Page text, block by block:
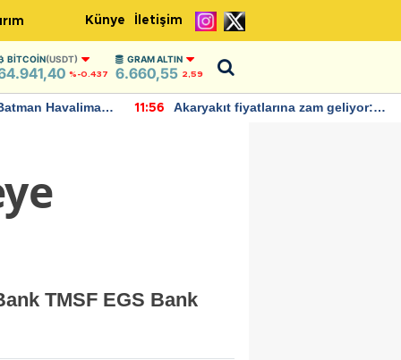
Künye İletişim
BITCOIN(USDT)
%-0.437
GRAM ALTIN
6.660,55 2,59
Havalimanı
11:56
Akaryakıt fiyatlarına zam geliyor:
TMSF EGS Bank